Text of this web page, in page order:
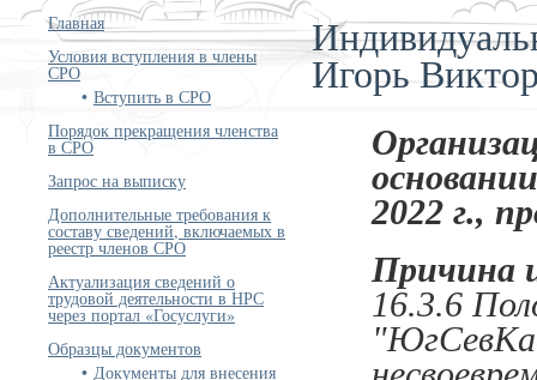
Главная
Условия вступления в члены
СРО
Вступить в СРО
Порядок прекращения членства
в СРО
Запрос на выписку
Дополнительные требования к
составу сведений, включаемых в
реестр членов СРО
Актуализация сведений о
трудовой деятельности в НРС
через портал «Госуслуги»
Образцы документов
Документы для внесения
Игорь
2022 г.,
Причина
16.3.6